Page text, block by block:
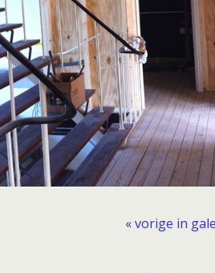
« vorige in